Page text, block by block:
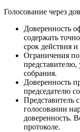
Голосование через
Доверенность
содержать
срок действия
Ограничения
собрания.
Доверенность
председателю
Представитель
голосовании
доверенность.
протоколе.